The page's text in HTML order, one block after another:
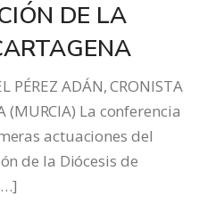
DE LA
PÉREZ ADÁN, CRONISTA
(MURCIA) La conferencia
actuaciones del
de la Diócesis de